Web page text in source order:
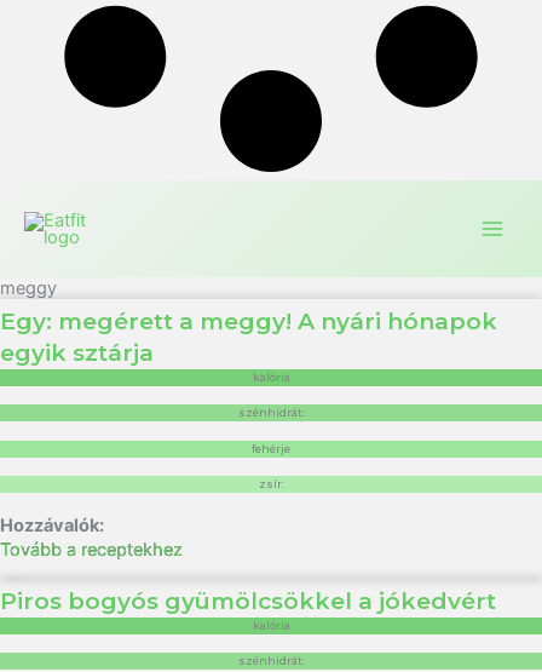
meggy
Egy: megérett a meggy! A nyári hónapok
egyik sztárja
kalória
szénhidrát:
fehérje
zsír:
Tovább a receptekhez
Piros bogyós gyümölcsökkel a jókedvért
kalória
szénhidrát: